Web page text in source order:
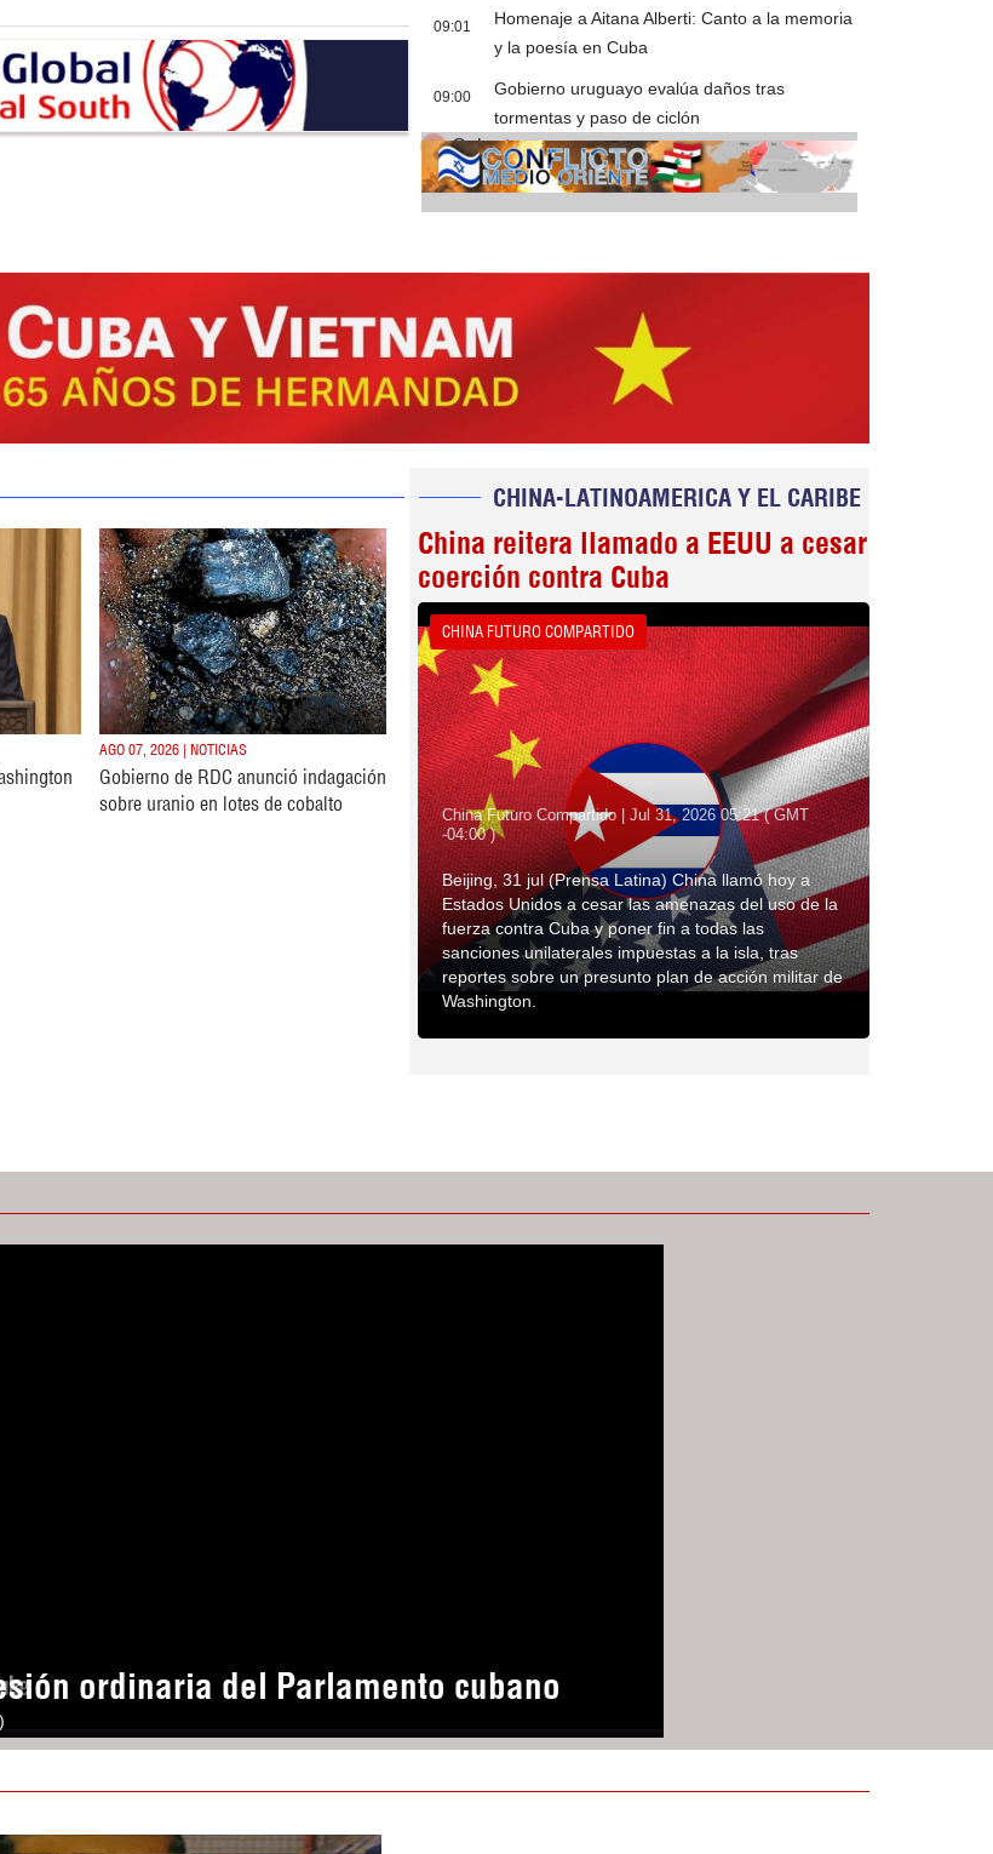
09:01
Homenaje a Aitana Alberti: Canto a la memoria
y la poesía en Cuba
09:00
Gobierno uruguayo evalúa daños tras
tormentas y paso de ciclón
Cobertura
AGO 07, 2026 | NOTICIAS
Gobierno de RDC anunció indagación
sobre uranio en lotes de cobalto
CHINA-LATINOAMERICA Y EL CARIBE
China reitera llamado a EEUU a cesar
coerción contra Cuba
CHINA FUTURO COMPARTIDO
China Futuro Compartido | Jul 31, 2026 05:21 ( GMT
-04:00 )
Beijing, 31 jul (Prensa Latina) China llamó hoy a
Estados Unidos a cesar las amenazas del uso de la
fuerza contra Cuba y poner fin a todas las
sanciones unilaterales impuestas a la isla, tras
reportes sobre un presunto plan de acción militar de
Washington.
ordinaria del Parlamento cubano